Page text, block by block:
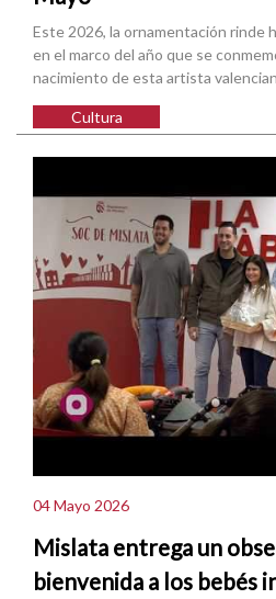
Este 2026, la ornamentación rinde
en el marco del año que se
nacimiento de esta artista
Cultura
04 Mayo 2026
Mislata entrega un
bienvenida a los bebés